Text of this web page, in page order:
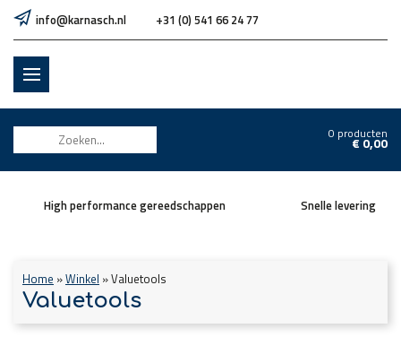
info@karnasch.nl +31 (0) 541 66 24 77
0 producten
€0,00
High performance gereedschappen Snelle levering
Home »Winkel »Valuetools
Valuetools